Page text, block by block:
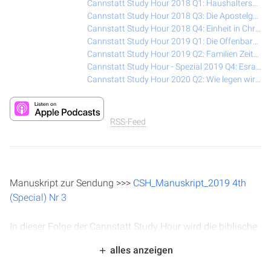
RSS-Feed
Manuskript zur Sendung >>> CSH_Manuskript_2019 4th
(Special) Nr 3
In dieser Folge der Cannstatt Study Hour wird die biblische
Kramp analysiert Esra 4:17 bis 6:22 und beleuchtet die
alles anzeigen